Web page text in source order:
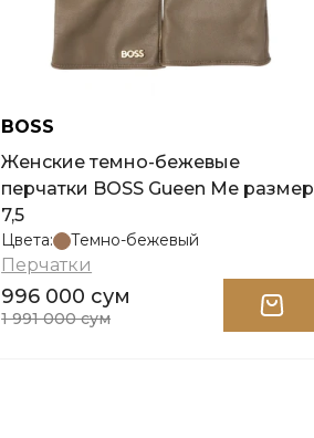
BOSS
Женские темно-бежевые
перчатки BOSS Gueen Me размер
7,5
Цвета: Темно-бежевый
Перчатки
996 000 сум
1 991 000 сум